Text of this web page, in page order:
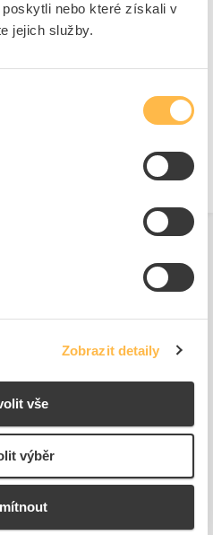
nebo které získali v
jejich služby.
Zobrazit detaily
vše
výběr
instalační PUSH WIRE® pro
...
Kód ELFETEX 10.681.310